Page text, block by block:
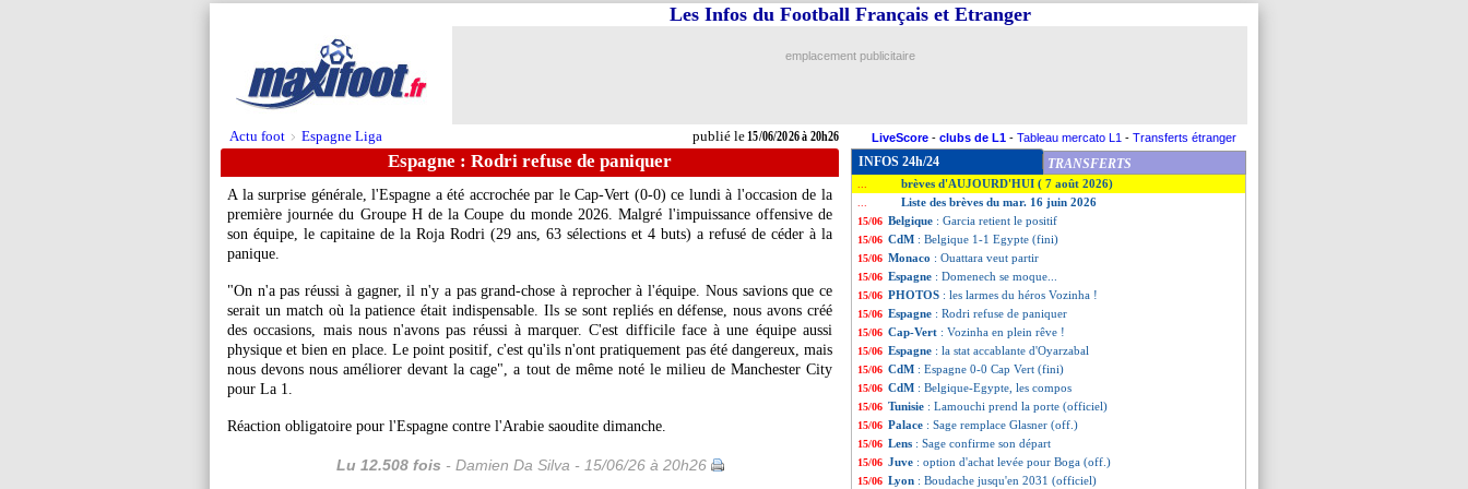
Actu foot > Espagne Liga publié le15/06/2026 à 20h26
Les Infos du Football Français et Etranger
emplacement publicitaire
LiveScore - clubs de L1 - Tableau mercato L1 - Transferts étranger
Espagne : Rodri refuse de paniquer
A la surprise générale, l'Espagne a été accrochée par le Cap-Vert (0-0) ce lundi à l'occasion de la
première journée du Groupe H de la Coupe du monde 2026. Malgré l'impuissance offensive de
son équipe, le capitaine de la Roja Rodri (29 ans, 63 sélections et 4 buts) a refusé de céder à la
panique.
"On n'a pas réussi à gagner, il n'y a pas grand-chose à reprocher à l'équipe. Nous savions que ce
serait un match où la patience était indispensable. Ils se sont repliés en défense, nous avons créé
des occasions, mais nous n'avons pas réussi à marquer. C'est difficile face à une équipe aussi
physique et bien en place. Le point positif, c'est qu'ils n'ont pratiquement pas été dangereux, mais
nous devons nous améliorer devant la cage", a tout de même noté le milieu de Manchester City
pour La 1.
Réaction obligatoire pour l'Espagne contre l'Arabie saoudite dimanche.
Lu 12.508 fois - Damien Da Silva - 15/06/26 à 20h26
INFOS 24h/24 TRANSFERTS
brèves d'AUJOURD'HUI ( 7 août 2026)
Liste des brèves du mar. 16 juin 2026
15/06 Belgique : Garcia retient le positif
15/06 CdM : Belgique 1-1 Egypte (fini)
15/06 Monaco : Ouattara veut partir
15/06 Espagne : Domenech se moque...
15/06 PHOTOS : les larmes du héros Vozinha !
15/06 Espagne : Rodri refuse de paniquer
15/06 Cap-Vert : Vozinha en plein rêve !
15/06 Espagne : la stat accablante d'Oyarzabal
15/06 CdM : Espagne 0-0 Cap Vert (fini)
15/06 CdM : Belgique-Egypte, les compos
15/06 Tunisie : Lamouchi prend la porte (officiel)
15/06 Palace : Sage remplace Glasner (off.)
15/06 Lens : Sage confirme son départ
15/06 Juve : option d'achat levée pour Boga (off.)
15/06 Lyon : Boudache jusqu'en 2031 (officiel)